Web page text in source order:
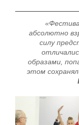
абсолютно
силу
образами,
этом